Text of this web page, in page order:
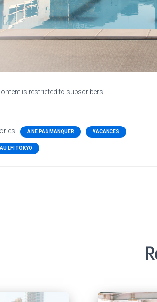
is restricted to subscribers
A NE PAS MANQUER VACANCES
LFI TOKYO